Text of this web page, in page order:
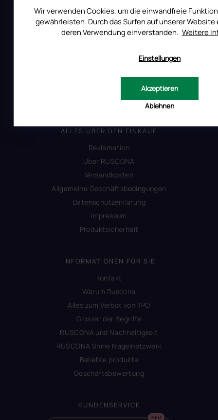
Wir verwenden Cookies, um die einwandfreie
gewährleisten. Durch das Surfen auf unserer Website
deren Verwendung einverstanden. Weitere
Einstellungen
Ablehnen
Akzeptieren
Auf Instagram folgen
Tschechische Republik
ALLES ÜBER DEN EINKAUF
Reklamation
Uber RUSCONA
Versandkosten
Allgemeine Geschäftsbedingungen
Datenschutzerklärung
Impressum
Produktsicherheit
INFORMATIONEN FÜR SIE
Kontakt
Warum Ruscona
Alles zum Verbot von TPO
Glossar der Begriffe
RUSCONA und Nachhaltigkeit
RUSCONA Shine Nagelnetzwerk
Beliebte produkte
Geschäftsbewertung
KUNDENSERVICE